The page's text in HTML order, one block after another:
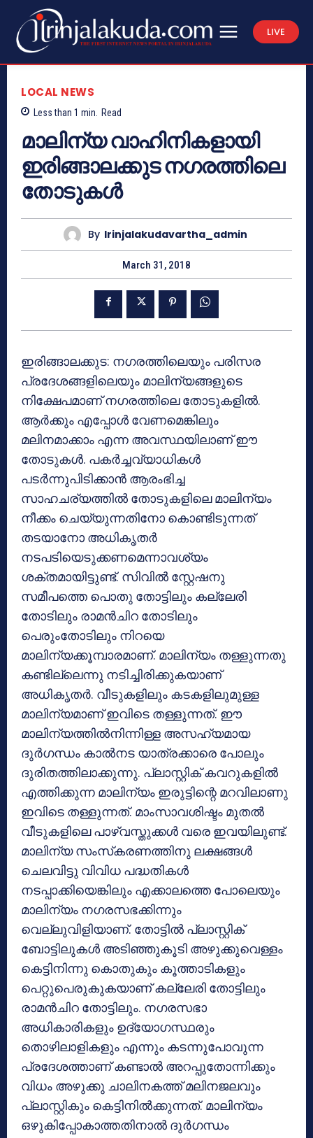
LIVE
LOCAL NEWS
Less than 1 min. Read
മാലിന്യ വാഹിനികളായി
ഇരിങ്ങാലക്കുട നഗരത്തിലെ
തോടുകള്‍
By Irinjalakudavartha_admin
March 31, 2018
ഇരിങ്ങാലക്കുട: നഗരത്തിലെയും പരിസര
പ്രദേശങ്ങളിലെയും മാലിന്യങ്ങളുടെ
നിക്ഷേപമാണ് നഗരത്തിലെ തോടുകളില്‍.
ആര്‍ക്കും എപ്പോള്‍ വേണമെങ്കിലും
മലിനമാക്കാം എന്ന അവസ്ഥയിലാണ് ഈ
തോടുകള്‍. പകര്‍ച്ചവ്യാധികള്‍
പടര്‍ന്നുപിടിക്കാന്‍ ആരംഭിച്ച
സാഹചര്യത്തില്‍ തോടുകളിലെ മാലിന്യം
നീക്കം ചെയ്യുന്നതിനോ കൊണ്ടിടുന്നത്
തടയാനോ അധികൃതര്‍
നടപടിയെടുക്കണമെന്നാവശ്യം
ശക്തമായിട്ടുണ്ട്. സിവില്‍ സ്റ്റേഷനു
സമീപത്തെ പൊതു തോട്ടിലും കല്ലേരി
തോടിലും രാമന്‍ചിറ തോടിലും
പെരുംതോടിലും നിറയെ
മാലിന്യക്കൂമ്പാരമാണ്. മാലിന്യം തള്ളുന്നതു
കണ്ടില്ലെന്നു നടിച്ചിരിക്കുകയാണ്
അധികൃതര്‍. വീടുകളിലും കടകളിലുമുള്ള
മാലിന്യമാണ് ഇവിടെ തള്ളുന്നത്. ഈ
മാലിന്യത്തില്‍നിന്നിള്ള അസഹ്യമായ
ദുര്‍ഗന്ധം കാല്‍നട യാത്രക്കാരെ പോലും
ദുരിതത്തിലാക്കുന്നു. പ്ലാസ്റ്റിക് കവറുകളില്‍
എത്തിക്കുന്ന മാലിന്യം ഇരുട്ടിന്റെ മറവിലാണു
ഇവിടെ തള്ളുന്നത്. മാംസാവശിഷ്ടം മുതല്‍
വീടുകളിലെ പാഴ്വസ്തുക്കള്‍ വരെ ഇവയിലുണ്ട്.
മാലിന്യ സംസ്‌കരണത്തിനു ലക്ഷങ്ങള്‍
ചെലവിട്ടു വിവിധ പദ്ധതികള്‍
നടപ്പാക്കിയെങ്കിലും എക്കാലത്തെ പോലെയും
മാലിന്യം നഗരസഭക്കിന്നും
വെല്ലുവിളിയാണ്. തോട്ടില്‍ പ്ലാസ്റ്റിക്
ബോട്ടിലുകള്‍ അടിഞ്ഞുകൂടി അഴുക്കുവെള്ളം
കെട്ടിനിന്നു കൊതുകും കൂത്താടികളും
പെറ്റുപെരുകുകയാണ് കല്ലേരി തോട്ടിലും
രാമന്‍ചിറ തോട്ടിലും. നഗരസഭാ
അധികാരികളും ഉദ്യോഗസ്ഥരും
തൊഴിലാളികളും എന്നും കടന്നുപോവുന്ന
പ്രദേശത്താണ് കണ്ടാല്‍ അറപ്പുതോന്നിക്കും
വിധം അഴുക്കു ചാലിനകത്ത് മലിനജലവും
പ്ലാസ്റ്റികും കെട്ടിനില്‍ക്കുന്നത്. മാലിന്യം
ഒഴുകിപ്പോകാത്തതിനാല്‍ ദുര്‍ഗന്ധം